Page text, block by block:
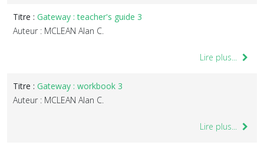
Titre : Gateway : teacher's guide 3
Auteur : MCLEAN Alan C.
Lire plus...
Titre : Gateway : workbook 3
Auteur : MCLEAN Alan C.
Lire plus...